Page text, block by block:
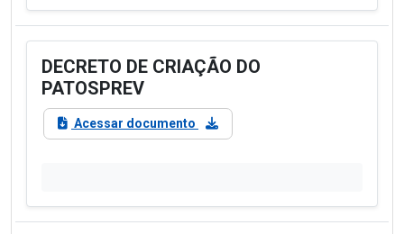
DECRETO DE CRIAÇÃO DO
PATOSPREV
Acessar documento